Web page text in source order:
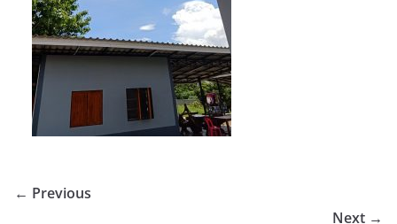
← Previous
Next →